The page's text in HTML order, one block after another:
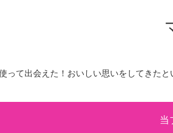
って出会えた！おいしい思いをしてきた
当